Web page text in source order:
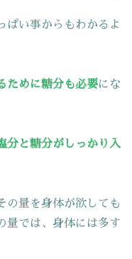
ぱい事からもわかるよ
ために糖分も必要にな
分と糖分がしっかり入
の量を身体が欲しても
量では、身体には多す